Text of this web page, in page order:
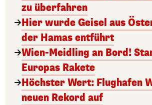
zu überfahren
Hier wurde Geisel aus
der Hamas entführt
Wien-Meidling an Bord!
Europas Rakete
Höchster Wert: Flughafen
neuen Rekord auf